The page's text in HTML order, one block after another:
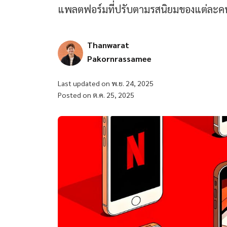
แพลตฟอร์มที่ปรับตามรสนิยมของแต่ละ
Thanwarat
Pakornrassamee
Last updated on พ.ย. 24, 2025
Posted on ต.ค. 25, 2025